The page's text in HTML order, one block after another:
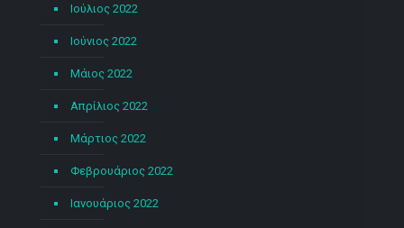
Ιούλιος 2022
Ιούνιος 2022
Μάιος 2022
Απρίλιος 2022
Μάρτιος 2022
Φεβρουάριος 2022
Ιανουάριος 2022